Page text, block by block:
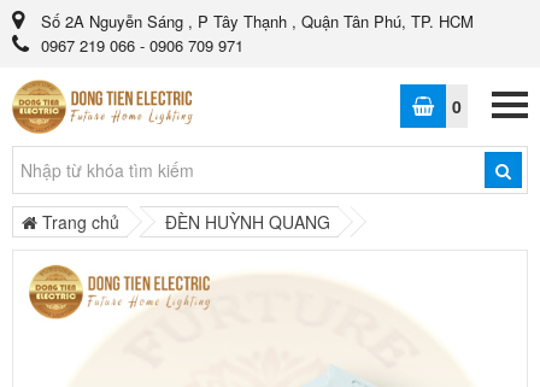
Số 2A Nguyễn Sáng , P Tây Thạnh , Quận Tân Phú, TP. HCM
0967 219 066 - 0906 709 971
0
Trang chủ ĐÈN HUỲNH QUANG